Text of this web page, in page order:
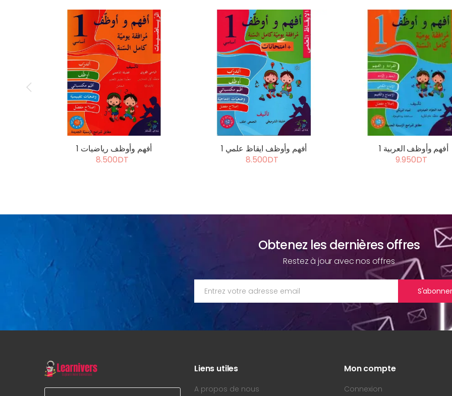
أفهم وأوظف رياضيات 1
8.500DT
أفهم وأوظف ايقاظ علمي 1
8.500DT
أفهم وأوظف العربية 1
9.950DT
Obtenez les dernières offres
Restez à jour avec nos offres
S'abonner
Liens utiles
A propos de nous
Mon compte
Connexion